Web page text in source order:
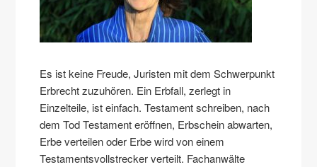
Es ist keine Freude, Juristen mit dem Schwerpunkt
Erbrecht zuzuhören. Ein Erbfall, zerlegt in
Einzelteile, ist einfach. Testament schreiben, nach
dem Tod Testament eröffnen, Erbschein abwarten,
Erbe verteilen oder Erbe wird von einem
Testamentsvollstrecker verteilt. Fachanwälte